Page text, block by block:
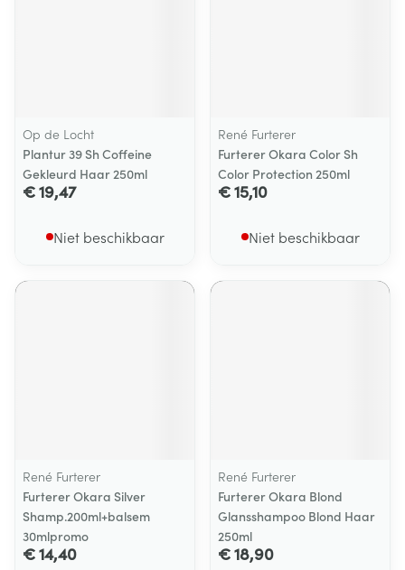
Op de Locht
Plantur 39 Sh Coffeine
Gekleurd Haar 250ml
€ 19,47
Niet beschikbaar
René Furterer
Furterer Okara Color Sh
Color Protection 250ml
€ 15,10
Niet beschikbaar
René Furterer
Furterer Okara Silver
Shamp.200ml+balsem
30mlpromo
€ 14,40
René Furterer
Furterer Okara Blond
Glansshampoo Blond Haar
250ml
€ 18,90